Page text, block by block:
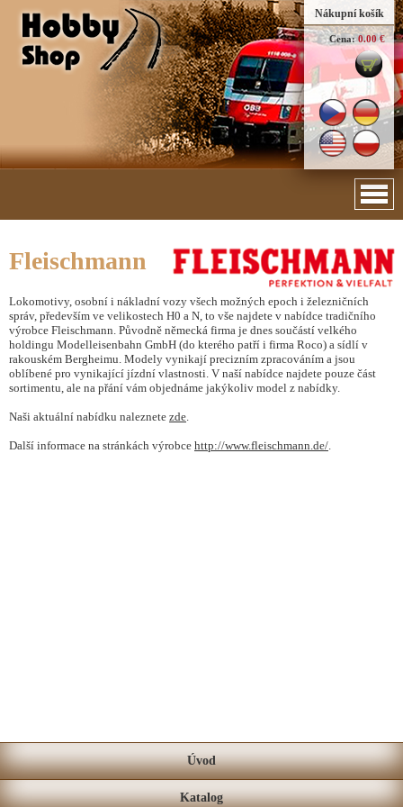
Nákupní košík
Cena: 0.00 €
Fleischmann
Lokomotivy, osobní i nákladní vozy všech možných epoch i železničních
správ, především ve velikostech H0 a N, to vše najdete v nabídce tradičního
výrobce Fleischmann. Původně německá firma je dnes součástí velkého
holdingu Modelleisenbahn GmbH (do kterého patří i firma Roco) a sídlí v
rakouském Bergheimu. Modely vynikají precizním zpracováním a jsou
oblíbené pro vynikající jízdní vlastnosti. V naší nabídce najdete pouze část
sortimentu, ale na přání vám objednáme jakýkoliv model z nabídky.
Naši aktuální nabídku naleznete zde.
Další informace na stránkách výrobce http://www.fleischmann.de/.
Úvod
Katalog